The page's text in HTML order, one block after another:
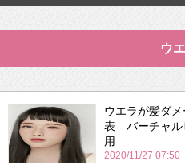
ウ
ウエラが髪ダ
表 バーチャル
用
2020/11/27 07:50